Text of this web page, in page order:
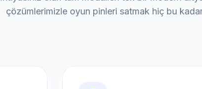
çözümlerimizle oyun pinleri satmak hiç bu